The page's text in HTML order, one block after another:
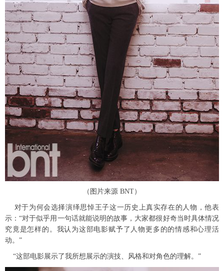
（图片来源 BNT）
对于为何会选择演绎思悼王子这一历史上真实存在的人物，他表
示：“对于似乎用一句话就能说明的故事，大家都很好奇当时具体情况
究竟是怎样的。我认为这部电影赋予了人物更多的的情感和心理活
动。”
“这部电影展示了我所想展示的演技、风格和对角色的理解。”